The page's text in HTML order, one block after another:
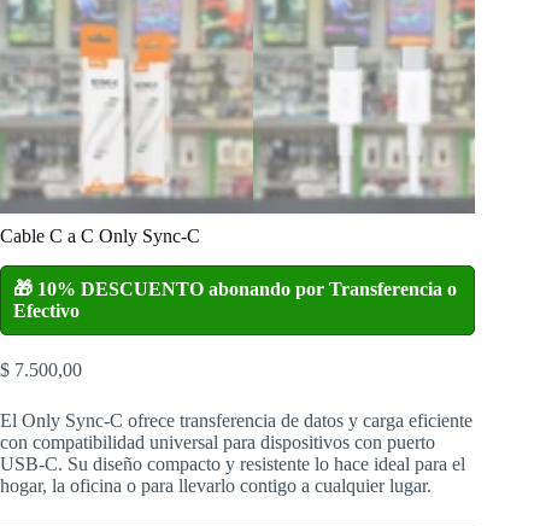
Cable C a C Only Sync-C
🎁 10% DESCUENTO abonando por Transferencia o
Efectivo
$ 7.500,00
El Only Sync-C ofrece transferencia de datos y carga eficiente
con compatibilidad universal para dispositivos con puerto
USB-C. Su diseño compacto y resistente lo hace ideal para el
hogar, la oficina o para llevarlo contigo a cualquier lugar.